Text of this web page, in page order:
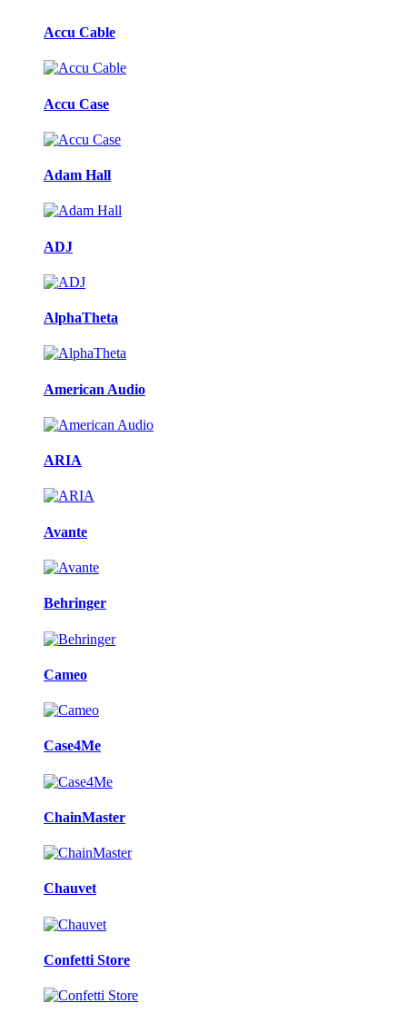
Accu Cable
Accu Case
Adam Hall
ADJ
AlphaTheta
American Audio
ARIA
Avante
Behringer
Cameo
Case4Me
ChainMaster
Chauvet
Confetti Store